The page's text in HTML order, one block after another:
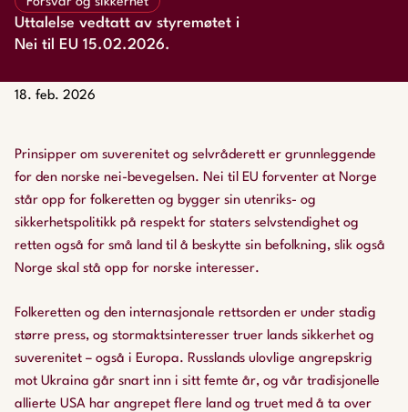
18. feb. 2026
Uttalelse vedtatt av styremøtet i
Nei til EU 15.02.2026.
Prinsipper om suverenitet og selvråderett er grunnleggende
for den norske nei-bevegelsen. Nei til EU forventer at Norge
står opp for folkeretten og bygger sin utenriks- og
sikkerhetspolitikk på respekt for staters selvstendighet og
retten også for små land til å beskytte sin befolkning, slik også
Norge skal stå opp for norske interesser.
Folkeretten og den internasjonale rettsorden er under stadig
større press, og stormaktsinteresser truer lands sikkerhet og
suverenitet – også i Europa. Russlands ulovlige angrepskrig
mot Ukraina går snart inn i sitt femte år, og vår tradisjonelle
allierte USA har angrepet flere land og truet med å ta over